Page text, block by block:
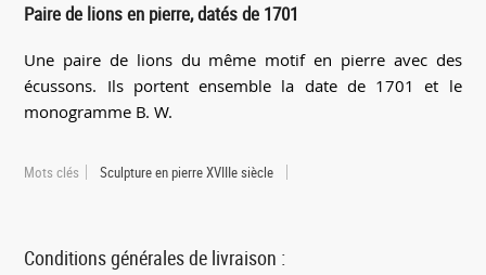
Paire de lions en pierre, datés de 1701
Une paire de lions du même motif en pierre avec des
écussons. Ils portent ensemble la date de 1701 et le
monogramme B. W.
Mots clés Sculpture en pierre XVIIIe siècle
Conditions générales de livraison :